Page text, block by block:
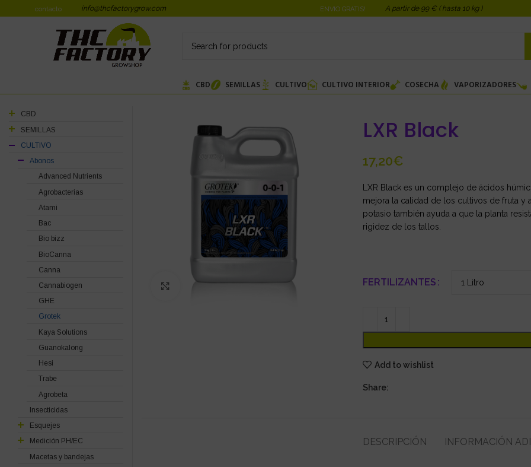
contacto info@thcfactorygrow.com ENVIO GRATIS! A partir de 99 € ( hasta 10 kg )
CBD SEMILLAS CULTIVO CULTIVO INTERIOR COSECHA VAPORIZADORES
Click to enlarge
LXR Black
€
LXR Black es un complejo de ácidos
mejora la calidad de los cultivos de fruta y
potasio también ayuda a que la planta
rigidez de los tallos.
FERTILIZANTES
Add to wishlist
Share:
DESCRIPCIÓN INFORMACIÓN
CBD
SEMILLAS
CULTIVO
Abonos
Advanced Nutrients
Agrobacterias
Atami
Bac
Bio bizz
BioCanna
Canna
Cannabiogen
GHE
Grotek
Kaya Solutions
Guanokalong
Hesi
Trabe
Agrobeta
Insecticidas
Esquejes
Medición PH/EC
Macetas y bandejas